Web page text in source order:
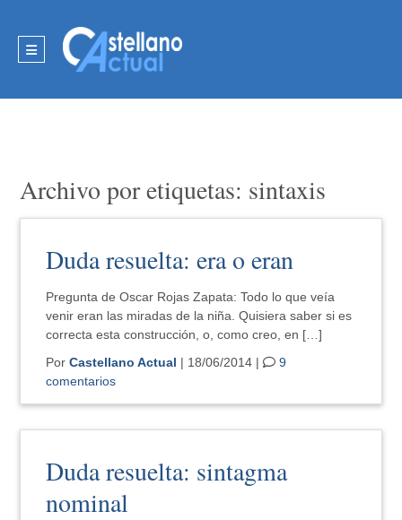
Archivo por etiquetas: sintaxis
Duda resuelta: era o eran
Pregunta de Oscar Rojas Zapata: Todo lo que veía
venir eran las miradas de la niña. Quisiera saber si es
correcta esta construcción, o, como creo, en […]
PorCastellano Actual | 18/06/2014 |
9
comentarios
Duda resuelta: sintagma
nominal